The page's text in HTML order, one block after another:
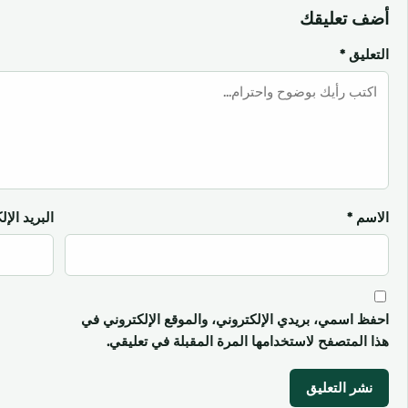
أضف تعليقك
التعليق*
الاسم* البريد
احفظ اسمي، بريدي الإلكتروني، والموقع الإلكتروني في
هذا المتصفح لاستخدامها المرة المقبلة في تعليقي.